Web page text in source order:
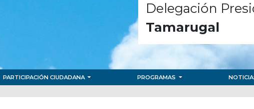
Delegación
Tamarugal
PARTICIPACIÓN CIUDADANA PROGRAMAS